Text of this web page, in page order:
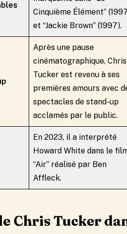
Cinquième Élément”
et “Jackie Brown” (1997).
Après une pause
cinématographique, Chris
Tucker est revenu à ses
premières amours avec
spectacles de stand-up
acclamés par le public.
En 2023, il a interprété
Howard White dans le
“Air” réalisé par Ben
Affleck.
Chris Tucker